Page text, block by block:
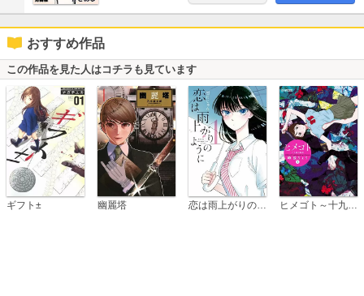
おすすめ作品
この作品を見た人はコチラも見ています
ギフト± 幽麗塔 恋は雨上がりのように ヒメゴト～十九歳の制服～